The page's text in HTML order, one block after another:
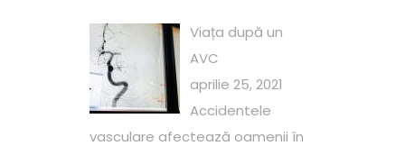
Viața după un
AVC
aprilie 25, 2021
Accidentele
vasculare afectează oamenii în